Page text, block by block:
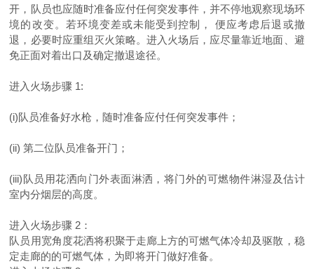
开，队员也应随时准备应付任何突发事件，并不停地观察现场环
境的改变。若环境变差或未能受到控制，
便应考虑后退或撤
退，必要时应重组灭火策略。进入火场后，应尽量靠近地面、避
免正面对着出口及确定撤退途径。
进入火场步骤 1:
(i)队员准备好水枪，随时准备应付任何突发事件；
(ii)第二位队员准备开门；
(iii)队员用花洒向门外表面淋洒，将门外的可燃物件淋湿及估计
室内分烟层的高度。
进入火场步骤 2 ：
队员用宽角度花洒将积聚于走廊上方的可燃气体冷却及驱散，稳
定走廊的的可燃气体，为即将开门做好准备。